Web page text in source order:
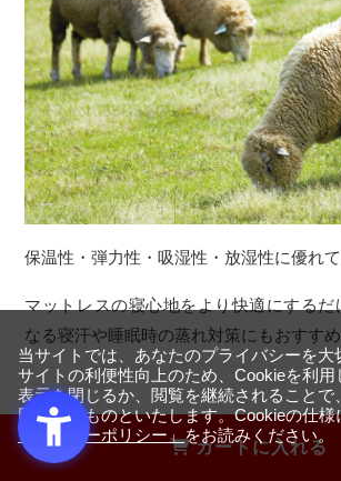
カートに入れる
保温性・弾力性・吸湿性・放湿性に優れて
マットレスの寝心地をより快適にする
なる寝汗や睡眠時の蒸れ対策にもおすすめ
徹底的な試験と品質管理で安心
当サイトでは、あなたのプライバシーを大
サイトの利便性向上のため、Cookieを利
表示を閉じるか、閲覧を継続されることで
同意するものといたします。Cookieの仕様
ライバシーポリシー」をお読みください。